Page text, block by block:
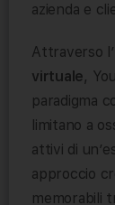
azienda e
Attraverso
virtuale,
paradigma
limitano a
attivi di
approccio
memorabili